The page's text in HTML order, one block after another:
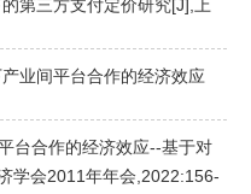
第三方支付定价研究[J],上
业间平台合作的经济效应
台合作的经济效应--基于对
学会2011年年会,2022:156-